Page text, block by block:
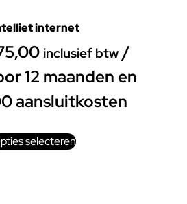
internet
inclusief btw /
12 maanden en
aansluitkosten
selecteren